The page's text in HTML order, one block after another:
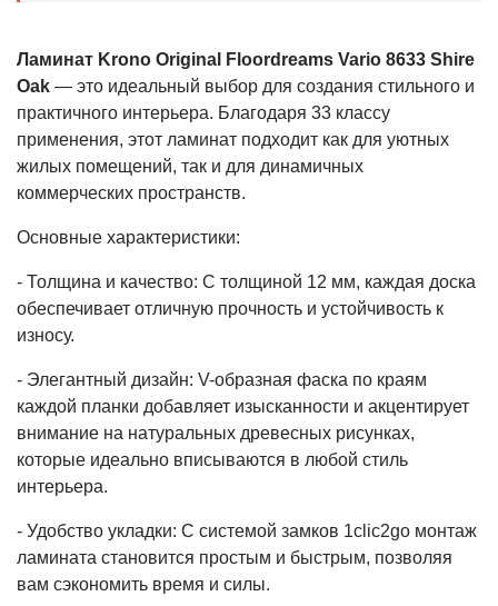
Ламинат Krono Original Floordreams Vario 8633 Shire
Oak — это идеальный выбор для создания стильного и
практичного интерьера. Благодаря 33 классу
применения, этот ламинат подходит как для уютных
жилых помещений, так и для динамичных
коммерческих пространств.
Основные характеристики:
- Толщина и качество: С толщиной 12 мм, каждая доска
обеспечивает отличную прочность и устойчивость к
износу.
- Элегантный дизайн: V-образная фаска по краям
каждой планки добавляет изысканности и акцентирует
внимание на натуральных древесных рисунках,
которые идеально вписываются в любой стиль
интерьера.
- Удобство укладки: С системой замков 1clic2go монтаж
ламината становится простым и быстрым, позволяя
вам сэкономить время и силы.